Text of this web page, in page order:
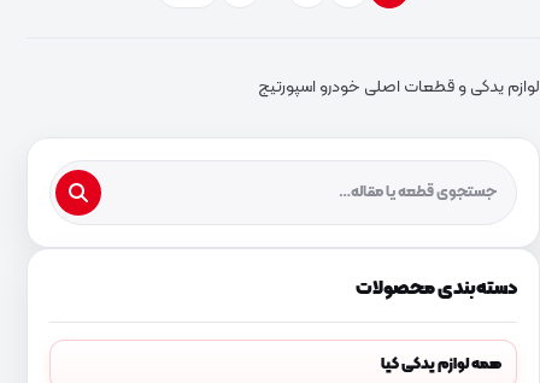
لوازم یدکی و قطعات اصلی خودرو اسپورتیج
دسته‌بندی محصولات
همه لوازم یدکی کیا